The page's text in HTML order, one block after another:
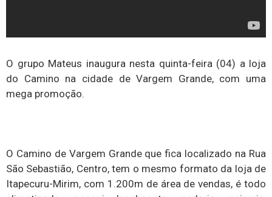
O grupo Mateus inaugura nesta quinta-feira (04) a loja
do Camino na cidade de Vargem Grande, com uma
mega promoção.
O Camino de Vargem Grande que fica localizado na Rua
São Sebastião, Centro, tem o mesmo formato da loja de
Itapecuru-Mirim, com 1.200m de área de vendas, é todo